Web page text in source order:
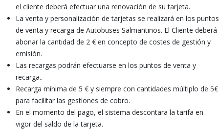
el cliente deberá efectuar una renovación de su tarjeta.
La venta y personalización de tarjetas se realizará en los puntos
de venta y recarga de Autobuses Salmantinos. El Cliente deberá
abonar la cantidad de 2 € en concepto de costes de gestión y
emisión.
Las recargas podrán efectuarse en los puntos de venta y
recarga..
Recarga mínima de 5 € y siempre con cantidades múltiplo de 5€
para facilitar las gestiones de cobro.
En el momento del pago, el sistema descontara la tarifa en
vigor del saldo de la tarjeta.